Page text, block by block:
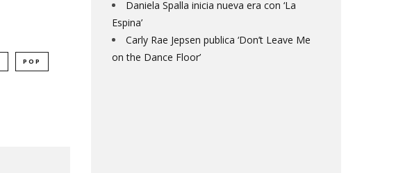
POP
Daniela Spalla inicia nueva era con ‘La
Espina’
Carly Rae Jepsen publica ‘Don’t Leave Me
on the Dance Floor’